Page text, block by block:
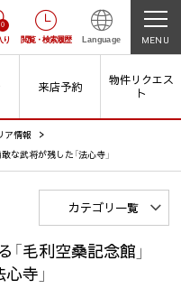
0
り 閲覧・ 検索履歴 Language MENU
来店予約
物件リクエス
ト
ア情報
な武将が残した「法心寺」
カテゴリ一覧
毛利空桑記念館」
寺」